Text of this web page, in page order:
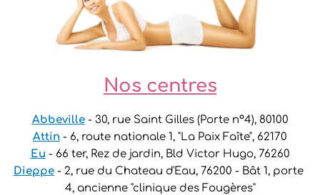
Nos centres
Abbeville - 30, rue Saint Gilles (Porte n°4), 80100
Attin - 6, route nationale 1, "La Paix Faîte", 62170
Eu - 66 ter, Rez de jardin, Bld Victor Hugo, 76260
Dieppe - 2, rue du Chateau d'Eau, 76200 - Bât 1, porte
4, ancienne "clinique des Fougères"